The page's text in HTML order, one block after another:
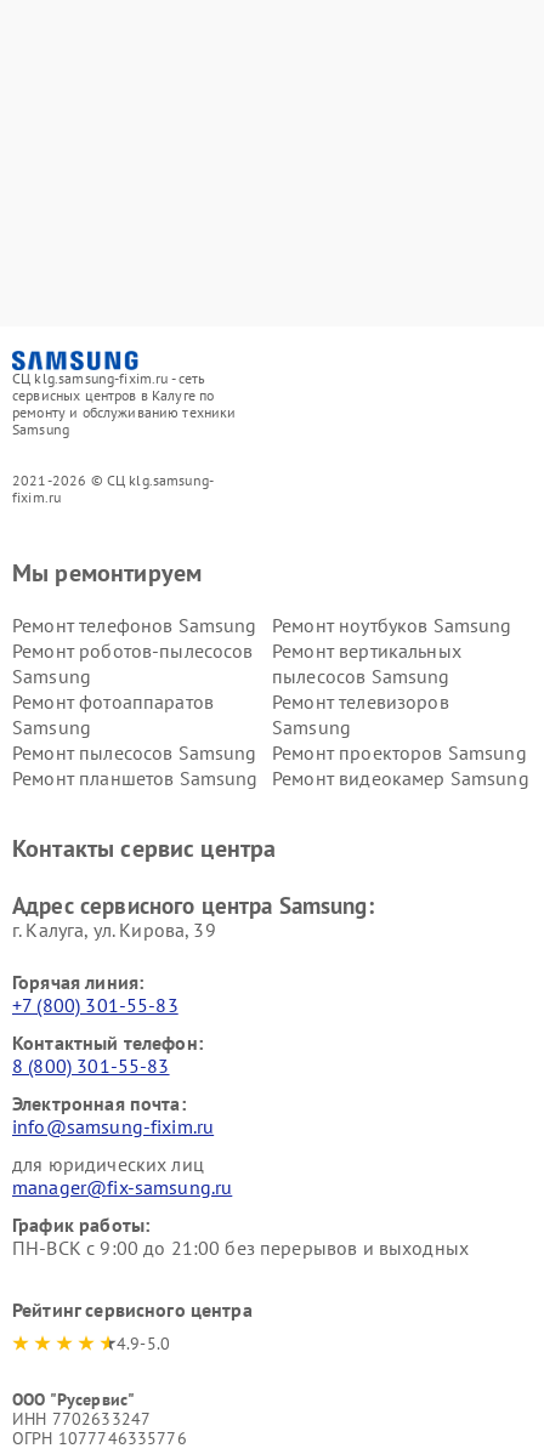
СЦ klg.samsung-fixim.ru - сеть
сервисных центров в Калуге по
ремонту и обслуживанию техники
Samsung
2021-2026 © СЦ klg.samsung-
fixim.ru
Мы ремонтируем
Ремонт телефонов Samsung
Ремонт ноутбуков Samsung
Ремонт роботов-пылесосов
Samsung
Ремонт вертикальных
пылесосов Samsung
Ремонт фотоаппаратов
Samsung
Ремонт телевизоров
Samsung
Ремонт пылесосов Samsung
Ремонт проекторов Samsung
Ремонт планшетов Samsung
Ремонт видеокамер Samsung
Контакты сервис центра
Адрес сервисного центра Samsung:
г. Калуга, ул. Кирова, 39
Горячая линия:
+7 (800) 301-55-83
Контактный телефон:
8 (800) 301-55-83
Электронная почта:
info@samsung-fixim.ru
для юридических лиц
manager@fix-samsung.ru
График работы:
ПН-ВСК с 9:00 до 21:00 без перерывов и выходных
Рейтинг сервисного центра
4.9-5.0
ООО "Русервис"
ИНН 7702633247
ОГРН 1077746335776